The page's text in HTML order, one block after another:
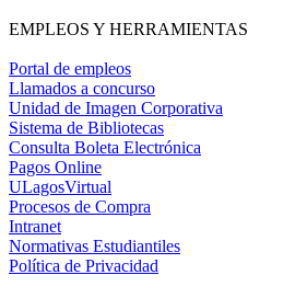
EMPLEOS Y HERRAMIENTAS
Portal de empleos
Llamados a concurso
Unidad de Imagen Corporativa
Sistema de Bibliotecas
Consulta Boleta Electrónica
Pagos Online
ULagosVirtual
Procesos de Compra
Intranet
Normativas Estudiantiles
Política de Privacidad